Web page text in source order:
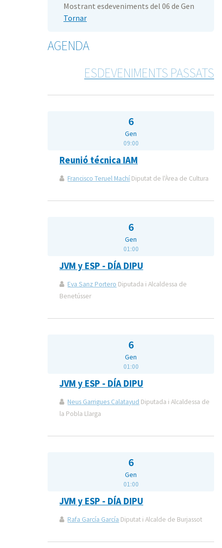
Mostrant esdeveniments del 06 de Gen
Tornar
AGENDA
ESDEVENIMENTS PASSATS
6
Gen
09:00
Reunió técnica IAM
Francisco Teruel Machí Diputat de l'Àrea de Cultura
6
Gen
01:00
JVM y ESP - DÍA DIPU
Eva Sanz Portero Diputada i Alcaldessa de
Benetússer
6
Gen
01:00
JVM y ESP - DÍA DIPU
Neus Garrigues Calatayud Diputada i Alcaldessa de
la Pobla Llarga
6
Gen
01:00
JVM y ESP - DÍA DIPU
Rafa García García Diputat i Alcalde de Burjassot